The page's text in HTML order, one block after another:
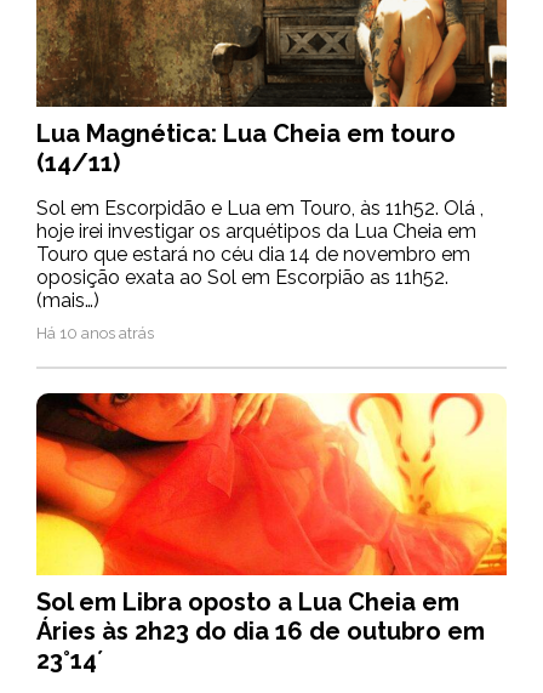
Lua Magnética: Lua Cheia em touro
(14/11)
Sol em Escorpidão e Lua em Touro, às 11h52. Olá ,
hoje irei investigar os arquétipos da Lua Cheia em
Touro que estará no céu dia 14 de novembro em
oposição exata ao Sol em Escorpião as 11h52.
(mais…)
Há 10 anos atrás
Sol em Libra oposto a Lua Cheia em
Áries às 2h23 do dia 16 de outubro em
23°14´